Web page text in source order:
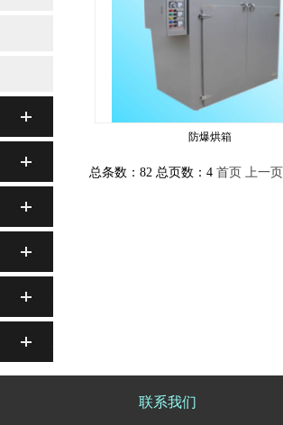
防爆烘箱
总条数：82 总页数：4 首页 上一页
联系我们